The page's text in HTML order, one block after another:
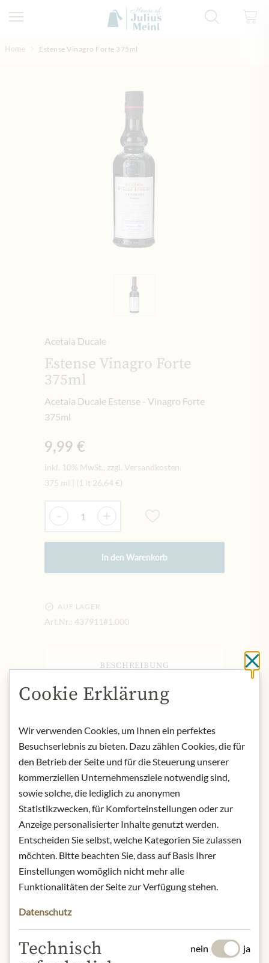
Home Estense Vinagro Forte 375ml
Acetaia Ducale
Estense Vinagro Forte
375ml
Acetaia Ducale Estense - Vinagro Forte
375ml
9,99 €
inkl. 10% MwSt., zzgl. Versandkosten
375 ml
(1 lt 26,64 €)
Menge
- +
In den Warenkorb
AUF LAGER
Art.Nr.: 437911#1.000
BESCHREIBUNG
Hervorragende Würze auf der Basis
des Rotweinessigs der Cabernet-
konzentrierten Mosts, der
mindestens 10 Jahre lang
handwerklich und natürlich in
Eichenfässern ungefiltert gereift ist.
Produktbezeichnung: Essigwürze aus
konzentriertem Traubenmost.
Säure: etwa 9%
Herkunft: Italien
Nettofüllmenge: 375 ml
Aufbewahrung: Kühl, trocken und vor
Kontakt: A.D.E. SAS via G. Pascoli, 14
Quarto d'Altino, Venedig, Italien.
Cookie Erklärung
Wir verwenden Cookies, um Ihnen ein perfektes
Besuchserlebnis zu bieten. Dazu zählen Cookies, die für
den Betrieb der Seite und für die Steuerung unserer
kommerziellen Unternehmensziele notwendig sind,
sowie solche, die lediglich zu anonymen
Statistikzwecken, für Komforteinstellungen oder zur
Anzeige personalisierter Inhalte genutzt werden.
Entscheiden Sie selbst, welche Kategorien Sie zulassen
möchten. Bitte beachten Sie, dass auf Basis Ihrer
Einstellungen womöglich nicht mehr alle
Funktionalitäten der Seite zur Verfügung stehen.
Datenschutz
Technisch
nein ja